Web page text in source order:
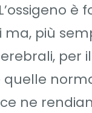
ma, più
ne